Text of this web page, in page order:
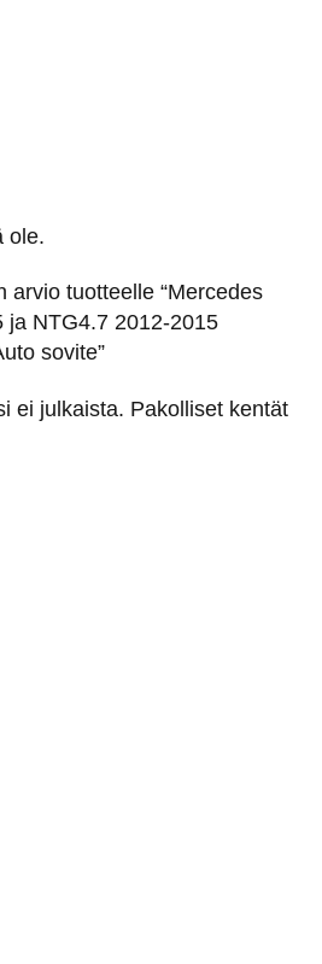
ole.
arvio tuotteelle “Mercedes
ja NTG4.7 2012-2015
sovite”
ei julkaista. Pakolliset kentät